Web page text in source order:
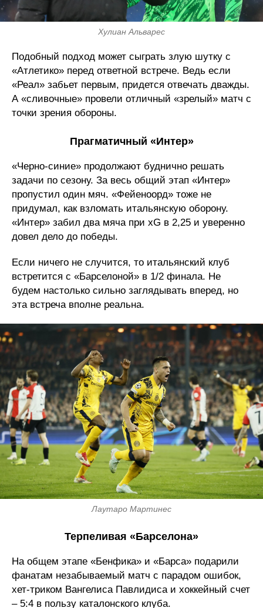
Хулиан Альварес
Подобный подход может сыграть злую шутку с
«Атлетико» перед ответной встрече. Ведь если
«Реал» забьет первым, придется отвечать дважды.
А «сливочные» провели отличный «зрелый» матч с
точки зрения обороны.
Прагматичный «Интер»
«Черно-синие» продолжают буднично решать
задачи по сезону. За весь общий этап «Интер»
пропустил один мяч. «Фейеноорд» тоже не
придумал, как взломать итальянскую оборону.
«Интер» забил два мяча при xG в 2,25 и уверенно
довел дело до победы.
Если ничего не случится, то итальянский клуб
встретится с «Барселоной» в 1/2 финала. Не
будем настолько сильно заглядывать вперед, но
эта встреча вполне реальна.
Лаутаро Мартинес
Терпеливая «Барселона»
На общем этапе «Бенфика» и «Барса» подарили
фанатам незабываемый матч с парадом ошибок,
хет-триком Вангелиса Павлидиса и хоккейный счет
– 5:4 в пользу каталонского клуба.